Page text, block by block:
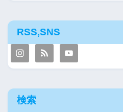
RSS,SNS
検索